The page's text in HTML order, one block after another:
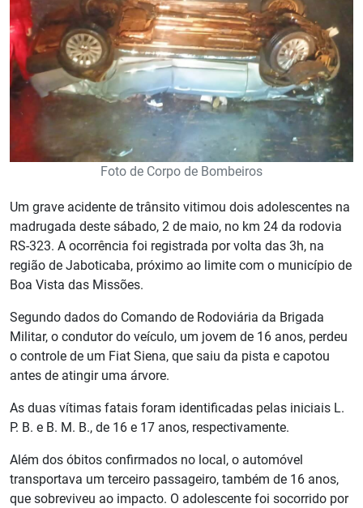
Foto de Corpo de Bombeiros
Um grave acidente de trânsito vitimou dois adolescentes na
madrugada deste sábado, 2 de maio, no km 24 da rodovia
RS-323. A ocorrência foi registrada por volta das 3h, na
região de Jaboticaba, próximo ao limite com o município de
Boa Vista das Missões.
Segundo dados do Comando de Rodoviária da Brigada
Militar, o condutor do veículo, um jovem de 16 anos, perdeu
o controle de um Fiat Siena, que saiu da pista e capotou
antes de atingir uma árvore.
As duas vítimas fatais foram identificadas pelas iniciais L.
P. B. e B. M. B., de 16 e 17 anos, respectivamente.
Além dos óbitos confirmados no local, o automóvel
transportava um terceiro passageiro, também de 16 anos,
que sobreviveu ao impacto. O adolescente foi socorrido por